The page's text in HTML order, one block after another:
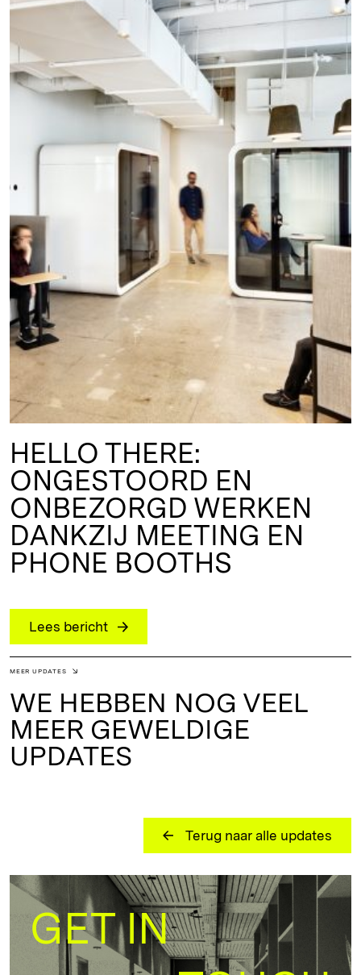
HELLO THERE:
ONGESTOORD EN
ONBEZORGD WERKEN
DANKZIJ MEETING EN
PHONE BOOTHS
Lees bericht
MEER UPDATES
WE HEBBEN NOG VEEL
MEER GEWELDIGE
UPDATES
Terug naar alle updates
GET IN